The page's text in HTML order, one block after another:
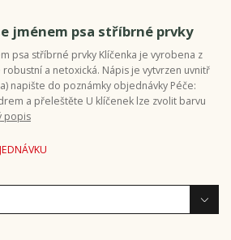
jménem psa stříbrné prvky
psa stříbrné prvky Klíčenka je vyrobena z
a netoxická. Nápis je vytvrzen uvnitř
napište do poznámky objednávky Péče:
a přeleštěte U klíčenek lze zvolit barvu
popis